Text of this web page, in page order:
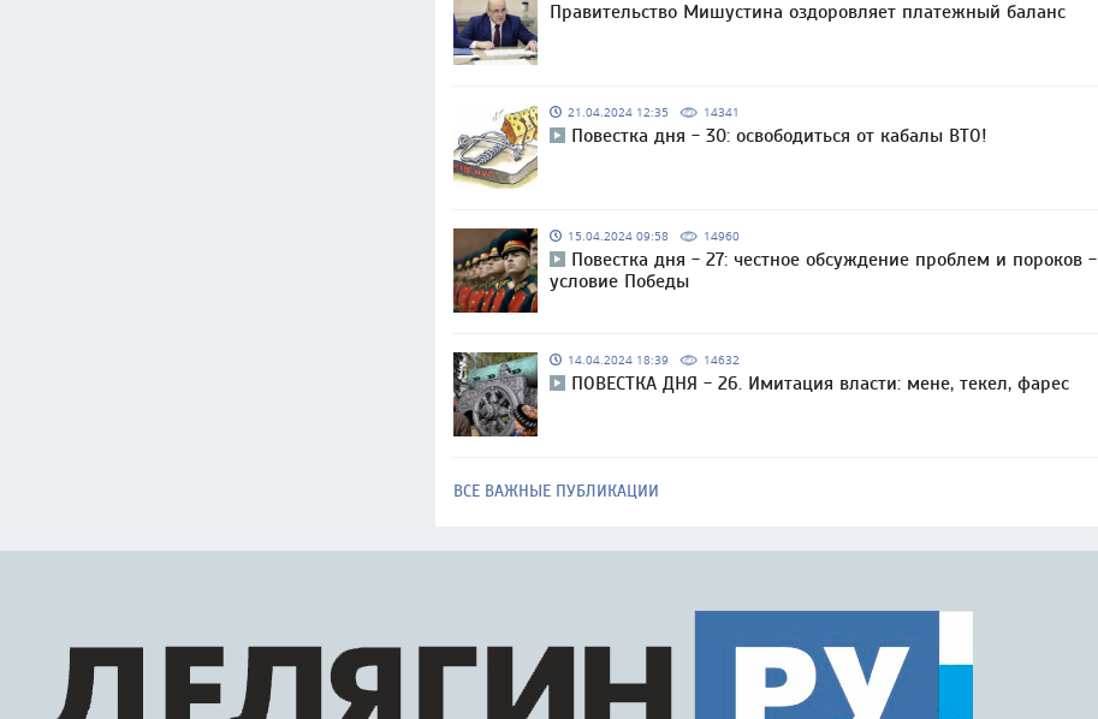
Правительство Мишустина оздоровляет платежный баланс
21.04.2024 12:35 14341
Повестка дня - 30: освободиться от кабалы ВТО!
15.04.2024 09:58 14960
Повестка дня - 27: честное обсуждение проблем и пороков -
условие Победы
14.04.2024 18:39 14632
ПОВЕСТКА ДНЯ - 26. Имитация власти: мене, текел, фарес
ВСЕ ВАЖНЫЕ ПУБЛИКАЦИИ